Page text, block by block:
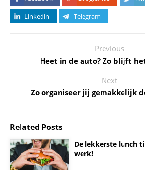
Linkedin
Telegram
Previous
Heet in de auto? Zo blijft
Next
Zo organiseer jij gemakkelijk
Related Posts
De lekkerste lunch
werk!